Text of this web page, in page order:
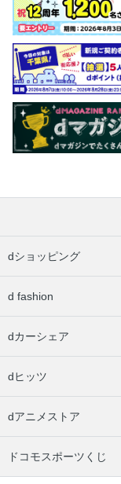
dショッピング
d fashion
dカーシェア
dヒッツ
dアニメストア
ドコモスポーツくじ